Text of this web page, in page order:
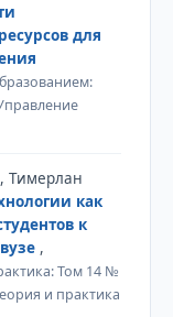
для
Тимерлан
как
к
,
Том 14 №
и практика